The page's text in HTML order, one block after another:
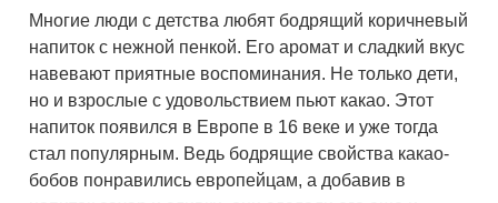
Многие люди с детства любят бодрящий коричневый
напиток с нежной пенкой. Его аромат и сладкий вкус
навевают приятные воспоминания. Не только дети,
но и взрослые с удовольствием пьют какао. Этот
напиток появился в Европе в 16 веке и уже тогда
стал популярным. Ведь бодрящие свойства какао-
бобов понравились европейцам, а добавив в